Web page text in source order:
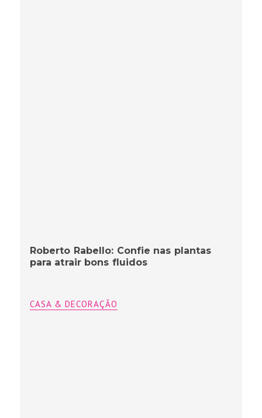
Roberto Rabello: Confie nas plantas
para atrair bons fluidos
CASA & DECORAÇÃO